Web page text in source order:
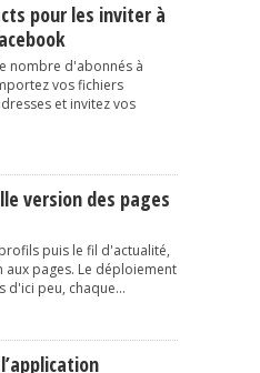
pour les inviter à
nombre d'abonnés à
vos fichiers
et invitez vos
version des pages
puis le fil d'actualité,
aux pages. Le déploiement
d'ici peu, chaque...